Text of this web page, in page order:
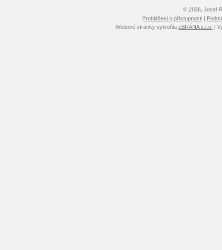
© 2026, Josef
Prohlášení o přístupnosti|
Webové stránky vytvořila eBRÁNA s.r.o. |